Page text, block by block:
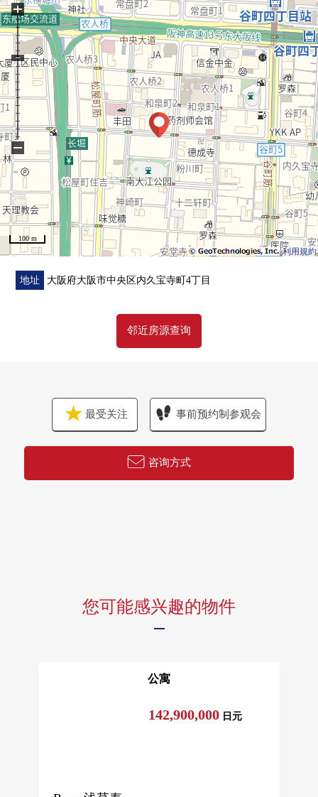
・宠物饲养可(出自规章的限制有)
[充实的共用设施(部分收费)]
・门卫(1楼)
・宠物洗脚场(1楼)
・所有者休息室(2楼)
・neibazuraiburari(2楼)
・所有者餐厅(2楼)
・贵宾室(2楼)
利用規約
100 m
+
−
地址 大阪府大阪市中央区内久宝寺町4丁目
邻近房源查询
最受关注 事前预约制参观会
咨询方式
您可能感兴趣的物件
公寓
142,900,000 日元